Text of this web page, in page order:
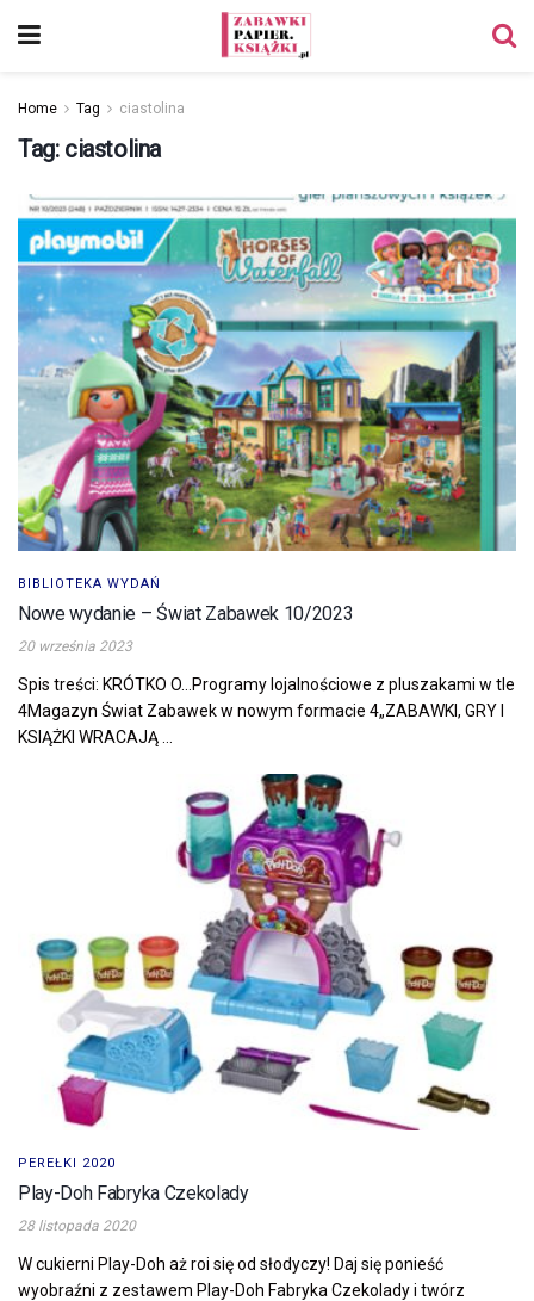
Home Tag ciastolina
Tag: ciastolina
BIBLIOTEKA WYDAŃ
Nowe wydanie – Świat Zabawek 10/2023
20 września 2023
Spis treści: KRÓTKO O…Programy lojalnościowe z pluszakami w tle
4Magazyn Świat Zabawek w nowym formacie 4„ZABAWKI, GRY I
KSIĄŻKI WRACAJĄ ...
PEREŁKI 2020
Play-Doh Fabryka Czekolady
28 listopada 2020
W cukierni Play-Doh aż roi się od słodyczy! Daj się ponieść
wyobraźni z zestawem Play-Doh Fabryka Czekolady i twórz